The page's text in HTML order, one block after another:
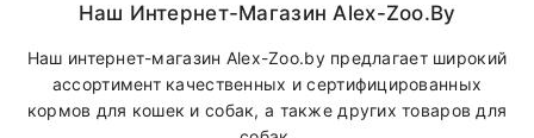
Наш Интернет-Магазин Alex-Zoo.by
Наш интернет-магазин Alex-Zoo.by предлагает широкий
ассортимент качественных и сертифицированных
кормов для кошек и собак, а также других товаров для